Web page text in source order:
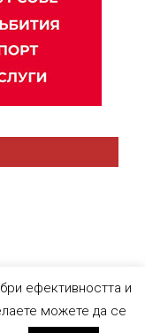
ефективността и
можете да се